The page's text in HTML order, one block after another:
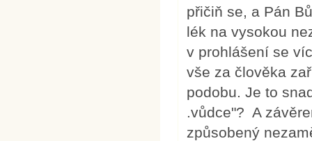
přičiň se, a Pán
lék na vysokou
v prohlášení se
vše za člověka
podobu. Je to
.vůdce"? A
způsobený